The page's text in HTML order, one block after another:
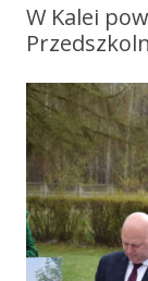
W Kalei